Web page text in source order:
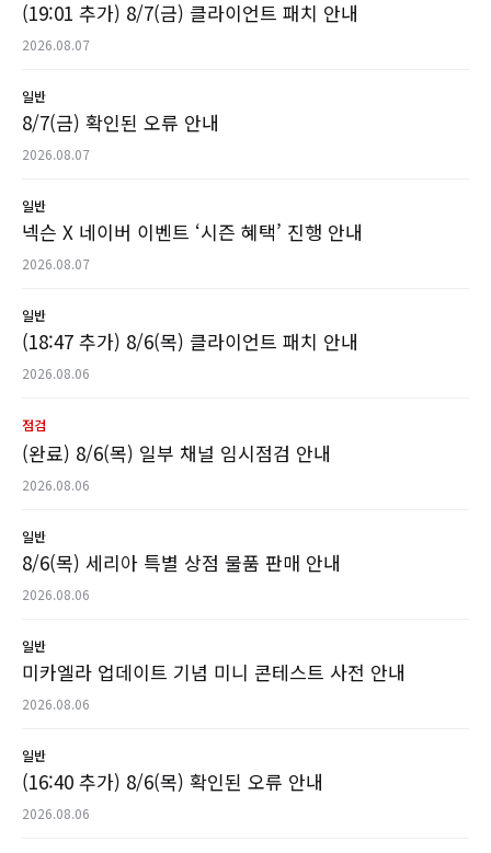
(19:01 추가) 8/7(금) 클라이언트 패치 안내
2026.08.07
일반
8/7(금) 확인된 오류 안내
2026.08.07
일반
넥슨 X 네이버 이벤트 ‘시즌 혜택’ 진행 안내
2026.08.07
일반
(18:47 추가) 8/6(목) 클라이언트 패치 안내
2026.08.06
점검
(완료) 8/6(목) 일부 채널 임시점검 안내
2026.08.06
일반
8/6(목) 세리아 특별 상점 물품 판매 안내
2026.08.06
일반
미카엘라 업데이트 기념 미니 콘테스트 사전 안내
2026.08.06
일반
(16:40 추가) 8/6(목) 확인된 오류 안내
2026.08.06